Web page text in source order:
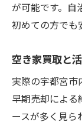
が可能です。自
初めての方でも
空き家買取と
実際の宇都宮市
早期売却によ
ースが多く見ら